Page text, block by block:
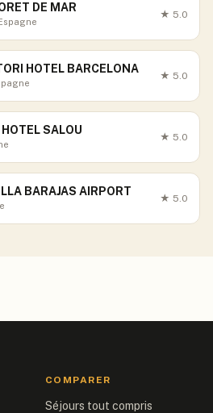
DE MAR
★ 5.0
HOTEL BARCELONA
★ 5.0
SALOU
★ 5.0
BARAJAS AIRPORT
★ 5.0
COMPARER
Séjours tout compris